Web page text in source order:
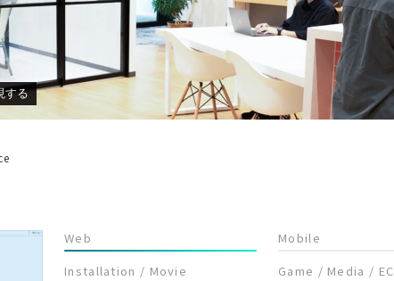
する
Web
Installation / Movie
Mobile
Game / Media / EC